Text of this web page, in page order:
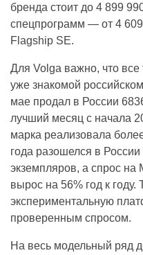
бренда стоит до 4 899
спецпрограмм — от 4
Flagship SE.
Для Volga важно, что
уже знакомой
мае продал в России
лучший месяц с начала
марка реализовала
года разошелся в
экземпляров, а спрос на
вырос на 56% год к году.
экспериментальную
проверенным спросом.
На весь модельный ряд